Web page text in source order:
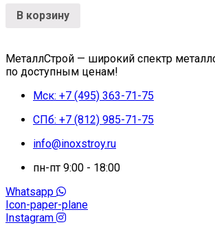
В корзину
МеталлСтрой — широкий спектр
по доступным ценам!
Мск: +7 (495) 363-71-75
СПб: +7 (812) 985-71-75
info@inoxstroy.ru
пн-пт 9:00 - 18:00
Whatsapp
Icon-paper-plane
Instagram